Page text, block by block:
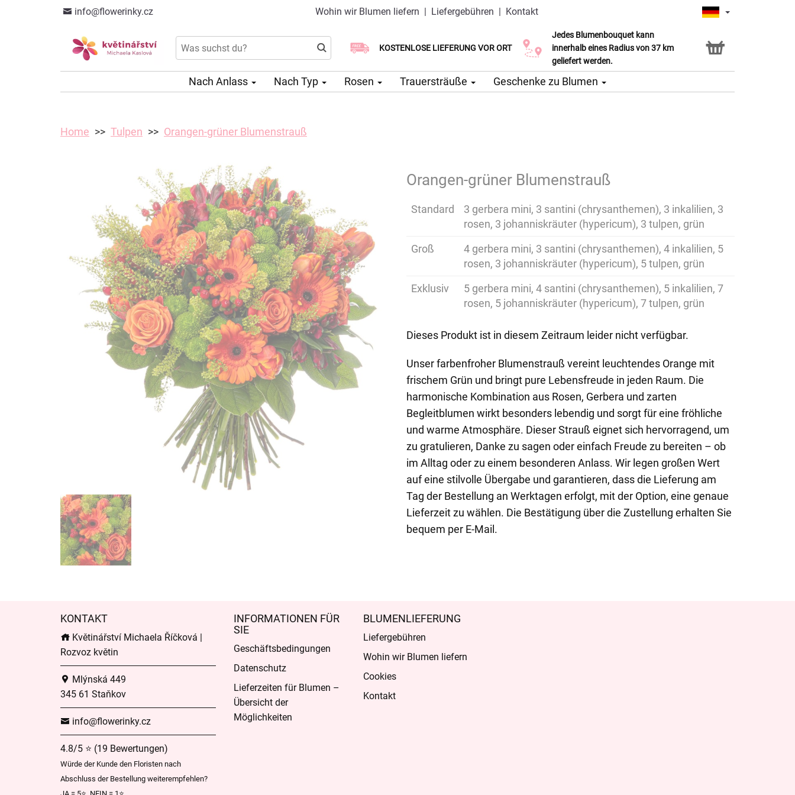
info@flowerinky.cz Wohin wir Blumen liefern | Liefergebühren | Kontakt
KOSTENLOSE LIEFERUNG VOR ORT
Lieferung am selben Tag möglich
Wählen Sie Ihr Lieferdatum
Jedes Blumenbouquet kann
innerhalb eines Radius von 37 km
geliefert werden.
Click & Collect Service
Nach Anlass Nach Typ Rosen Trauersträuße Geschenke zu Blumen
Home Tulpen Orangen-grüner Blumenstrauß
Orangen-grüner Blumenstrauß
Standard
3 gerbera mini, 3 santini (chrysanthemen), 3 inkalilien, 3
rosen, 3 johanniskräuter (hypericum), 3 tulpen, grün
Groß
4 gerbera mini, 3 santini (chrysanthemen), 4 inkalilien, 5
rosen, 3 johanniskräuter (hypericum), 5 tulpen, grün
Exklusiv
5 gerbera mini, 4 santini (chrysanthemen), 5 inkalilien, 7
rosen, 5 johanniskräuter (hypericum), 7 tulpen, grün
Dieses Produkt ist in diesem Zeitraum leider nicht verfügbar.
Unser farbenfroher Blumenstrauß vereint leuchtendes Orange mit
frischem Grün und bringt pure Lebensfreude in jeden Raum. Die
harmonische Kombination aus Rosen, Gerbera und zarten
Begleitblumen wirkt besonders lebendig und sorgt für eine fröhliche
und warme Atmosphäre. Dieser Strauß eignet sich hervorragend, um
zu gratulieren, Danke zu sagen oder einfach Freude zu bereiten – ob
im Alltag oder zu einem besonderen Anlass. Wir legen großen Wert
auf eine stilvolle Übergabe und garantieren, dass die Lieferung am
Tag der Bestellung an Werktagen erfolgt, mit der Option, eine genaue
Lieferzeit zu wählen. Die Bestätigung über die Zustellung erhalten Sie
bequem per E-Mail.
KONTAKT
Květinářství Michaela Říčková |
Rozvoz květin
Mlýnská 449
345 61 Staňkov
info@flowerinky.cz
4.8/5 ⭐ (19 Bewertungen)
Würde der Kunde den Floristen nach
Abschluss der Bestellung weiterempfehlen?
INFORMATIONEN FÜR
SIE
Geschäftsbedingungen
Datenschutz
Lieferzeiten für Blumen –
Übersicht der
Möglichkeiten
BLUMENLIEFERUNG
Liefergebühren
Wohin wir Blumen liefern
Cookies
Kontakt